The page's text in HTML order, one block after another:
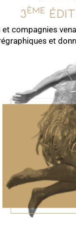
3ème
et compagnies
et